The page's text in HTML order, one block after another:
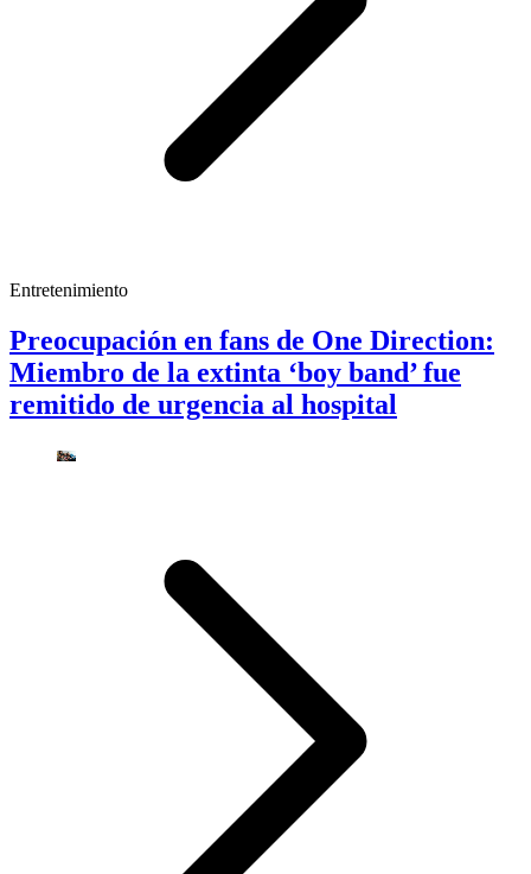
Entretenimiento
Preocupación en fans de One Direction:
Miembro de la extinta ‘boy band’ fue
remitido de urgencia al hospital